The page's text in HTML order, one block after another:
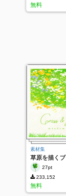
無料
素材集
草原を描く
27pt
233,152
無料